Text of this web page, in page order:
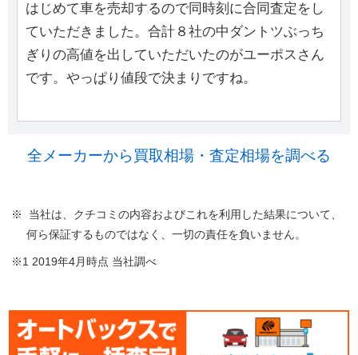
はじめて車を売却するので同時刻に合同査定をし
ていただきました。合計８社の中ダントツぶっち
ぎりの高値を出していただいたのがユーポスさん
です。やっぱり値段で決まりですね。
全メーカーから買取相場・査定相場を調べる
※ 当社は、クチコミの内容およびこれを利用した結果について、
何ら保証するものではなく、一切の責任を負いません。
※1 2019年4月時点 当社調べ